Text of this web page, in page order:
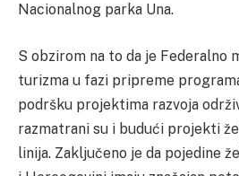
Nacionalnog parka Una.
S obzirom na to da je Federalno
turizma u fazi pripreme
podršku projektima razvoja
razmatrani su i budući projekti
linija. Zaključeno je da pojedine